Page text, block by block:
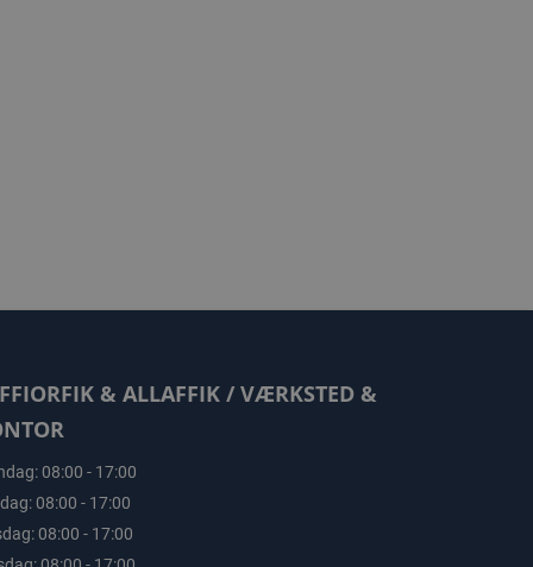
& ALLAFFIK / VÆRKSTED &
08:00 - 17:00
08:00 - 17:00
08:00 - 17:00